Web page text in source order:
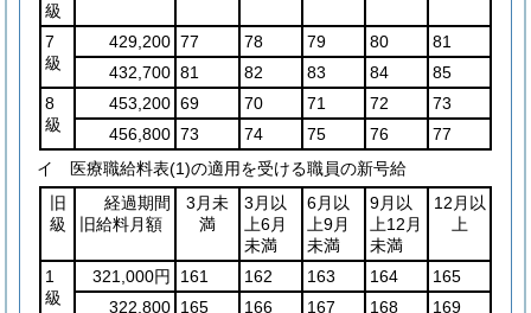
級
7
級
429,200 77 78 79 80
81
432,700 81 82 83 84
85
8
級
453,200 69 70 71 72
73
456,800 73 74 75 76
77
イ 医療職給料表(1)の適用を受ける職員の新号給
旧
級
経過期間
旧給料月額
3月未
満
3月以
上6月
未満
6月以
上9月
未満
9月以
上12月
未満
12月以
上
1
級
321,000円 161 162 163 164
165
322,800 165 166 167 168
169